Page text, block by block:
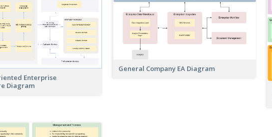
Enterprise
Diagram
General Company EA Diagram